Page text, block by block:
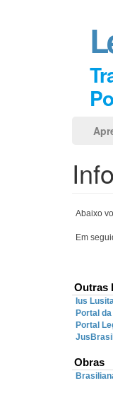
Abaixo
Em
Outras
Ius
Portal
Portal
JusBrasil
Obras